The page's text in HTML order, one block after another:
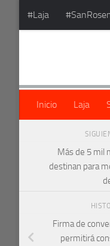
Saltar al
#Laja
Inicio Laja
Más de 5 mil
destinan para
Firma de
permitirá